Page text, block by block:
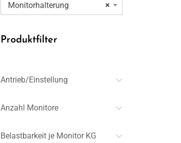
×
Monitorhalterung
Produktfilter
Antrieb/Einstellung
Anzahl Monitore
Belastbarkeit je Monitor KG